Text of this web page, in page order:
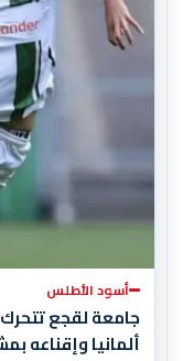
أسود الأطلس
جامعة لقجع
ألمانيا وإقناعه